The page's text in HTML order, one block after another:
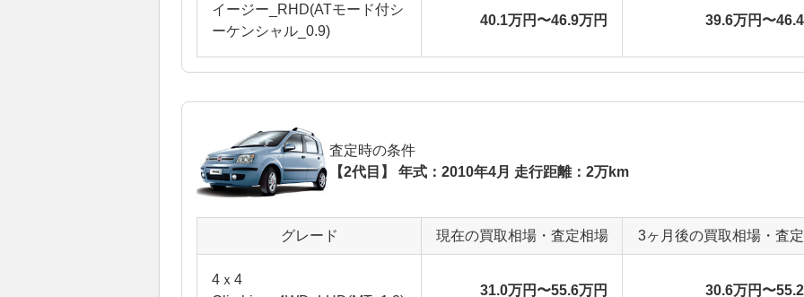
イージー_RHD(ATモード付シ
ーケンシャル_0.9)
40.1万円〜46.9万円 39.6万円〜
査定時の条件
【2代目】 年式：2010年4月 走行距離：2万km
グレード 現在の買取相場・査定相場 3ヶ月後の買取相場・査
4ｘ4
31.0万円〜55.6万円 30.6万円〜